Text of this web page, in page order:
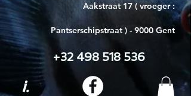
Aakstraat 17 ( vroeger :
Pantserschipstraat ) - 9000 Gent
+32 498 518 536
i.